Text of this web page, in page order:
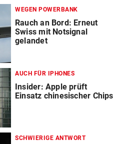
WEGEN POWERBANK
Rauch an Bord: Erneut
Swiss mit Notsignal
gelandet
AUCH FÜR IPHONES
Insider: Apple prüft
Einsatz chinesischer Chips
SCHWIERIGE ANTWORT